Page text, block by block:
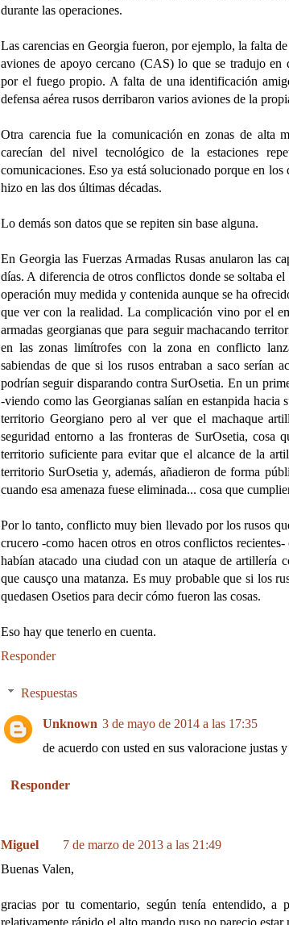
durante las operaciones.
Las carencias en Georgia fueron, por ejemplo, la falta
aviones de apoyo cercano (CAS) lo que se tradujo en
por el fuego propio. A falta de una identificación
defensa aérea rusos derribaron varios aviones de la
Otra carencia fue la comunicación en zonas de alta
carecían del nivel tecnológico de la estaciones
comunicaciones. Eso ya está solucionado porque en
hizo en las dos últimas décadas.
Lo demás son datos que se repiten sin base alguna.
En Georgia las Fuerzas Armadas Rusas anularon las
días. A diferencia de otros conflictos donde se soltaba
operación muy medida y contenida aunque se ha
que ver con la realidad. La complicación vino por el
armadas georgianas que para seguir machacando
en las zonas limítrofes con la zona en conflicto
sabiendas de que si los rusos entraban a saco serían
podrían seguir disparando contra SurOsetia. En un
-viendo como las Georgianas salían en estanpida
territorio Georgiano pero al ver que el machaque
seguridad entorno a las fronteras de SurOsetia, cosa
territorio suficiente para evitar que el alcance de la
territorio SurOsetia y, además, añadieron de forma
cuando esa amenaza fuese eliminada... cosa que
Por lo tanto, conflicto muy bien llevado por los rusos
crucero -como hacen otros en otros conflictos
habían atacado una ciudad con un ataque de artillería
que causço una matanza. Es muy probable que si los
quedasen Osetios para decir cómo fueron las cosas.
Eso hay que tenerlo en cuenta.
Responder
Respuestas
Unknown 3 de mayo de 2014 a las 17:35
de acuerdo con usted en sus valoracione justas
Responder
Miguel
7 de marzo de 2013 a las 21:49
Buenas Valen,
gracias por tu comentario, según tenía entendido, a
relativamente rápido el alto mando ruso no parecio